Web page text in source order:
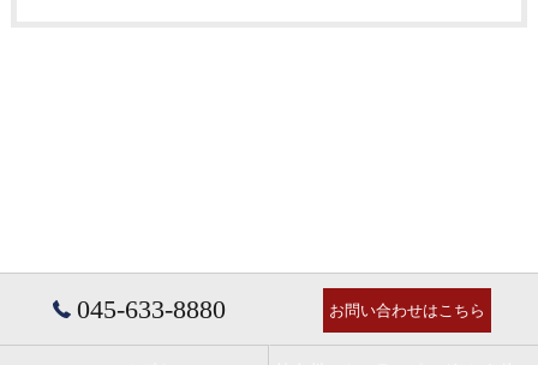
045-633-8880 お問い合わせはこちら